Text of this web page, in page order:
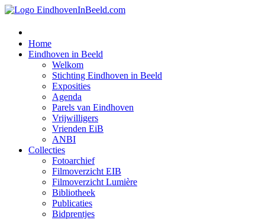
Home
Eindhoven in Beeld
Welkom
Stichting Eindhoven in Beeld
Exposities
Agenda
Parels van Eindhoven
Vrijwilligers
Vrienden EiB
ANBI
Collecties
Fotoarchief
Filmoverzicht EIB
Filmoverzicht Lumière
Bibliotheek
Publicaties
Bidprentjes